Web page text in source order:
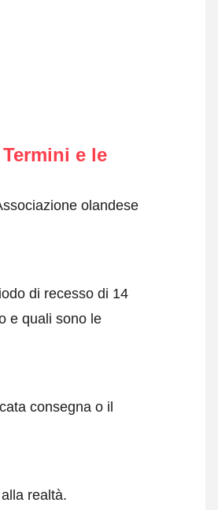
e le
olandese
di recesso di 14
e quali sono le
consegna o il
realtà.